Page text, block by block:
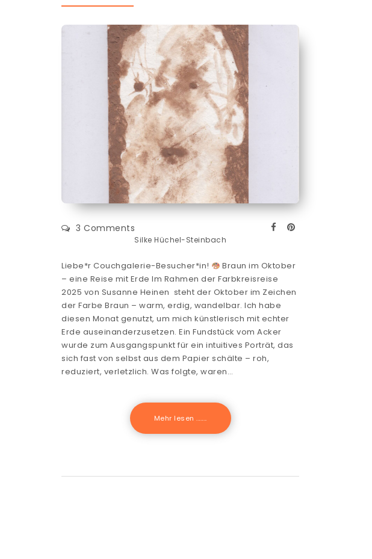
Silke Hüchel-Steinbach
3 Comments
Liebe*r Couchgalerie-Besucher*in!
Braun im Oktober
– eine Reise mit Erde Im Rahmen der Farbkreisreise
2025 von Susanne Heinen steht der Oktober im Zeichen
der Farbe Braun – warm, erdig, wandelbar. Ich habe
diesen Monat genutzt, um mich künstlerisch mit echter
Erde auseinanderzusetzen. Ein Fundstück vom Acker
wurde zum Ausgangspunkt für ein intuitives Porträt, das
sich fast von selbst aus dem Papier schälte – roh,
reduziert, verletzlich. Was folgte, waren…
Mehr lesen .......